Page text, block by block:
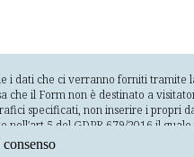
i dati che ci verranno forniti
che il Form non è destinato a
specificati, non inserire i propri
del GDPR 679/2016 il
esplicite e legittime e